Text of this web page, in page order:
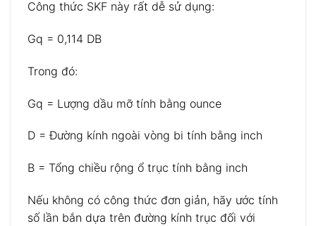
Công thức SKF này rất dễ sử dụng:
Gq = 0,114 DB
Trong đó:
Gq = Lượng dầu mỡ tính bằng ounce
D = Đường kính ngoài vòng bi tính bằng inch
B = Tổng chiều rộng ổ trục tính bằng inch
Nếu không có công thức đơn giản, hãy ước tính
số lần bắn dựa trên đường kính trục đối với